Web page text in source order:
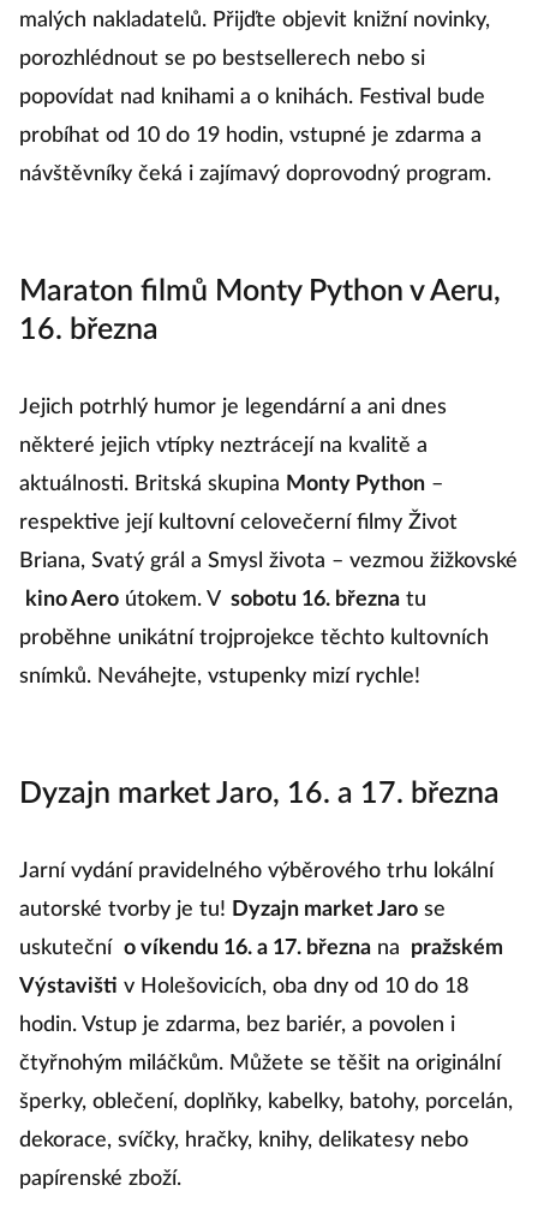
malých nakladatelů. Přijďte objevit knižní novinky,
porozhlédnout se po bestsellerech nebo si
popovídat nad knihami a o knihách. Festival bude
probíhat od 10 do 19 hodin, vstupné je zdarma a
návštěvníky čeká i zajímavý doprovodný program.
Maraton filmů Monty Python v Aeru,
16. března
Jejich potrhlý humor je legendární a ani dnes
některé jejich vtípky neztrácejí na kvalitě a
aktuálnosti. Britská skupina Monty Python –
respektive její kultovní celovečerní filmy Život
Briana, Svatý grál a Smysl života – vezmou žižkovské
kino Aeroútokem. V sobotu 16. března tu
proběhne unikátní trojprojekce těchto kultovních
snímků. Neváhejte, vstupenky mizí rychle!
Dyzajn market Jaro, 16. a 17. března
Jarní vydání pravidelného výběrového trhu lokální
autorské tvorby je tu! Dyzajn market Jaro se
uskuteční o víkendu 16. a 17. březnana
pražském
Výstavišti v Holešovicích, oba dny od 10 do 18
hodin. Vstup je zdarma, bez bariér, a povolen i
čtyřnohým miláčkům. Můžete se těšit na originální
šperky, oblečení, doplňky, kabelky, batohy, porcelán,
dekorace, svíčky, hračky, knihy, delikatesy nebo
papírenské zboží.